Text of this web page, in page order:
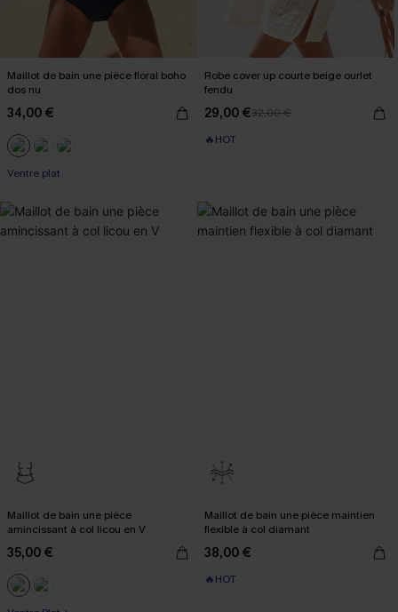
Maillot de bain une pièce floral boho
dos nu
34,00 €
Ventre plat
Robe cover up courte beige ourlet
fendu
29,00 €32,00 €
🔥HOT
Maillot de bain une pièce
amincissant à col licou en V
35,00 €
Maillot de bain une pièce maintien
flexible à col diamant
38,00 €
🔥HOT